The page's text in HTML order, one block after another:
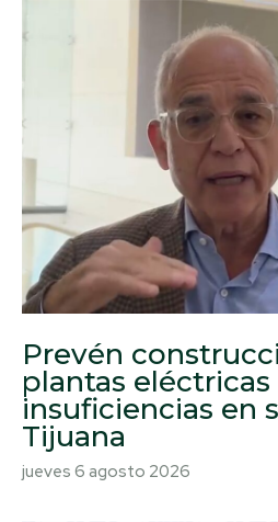
Prevén
plantas
insuficiencias en
Tijuana
jueves 6 agosto 2026